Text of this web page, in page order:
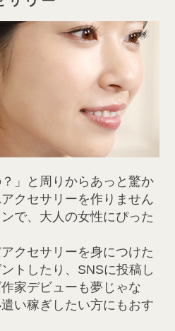
」と周りからあっと驚か
クセサリーを作りません
で、大人の女性にぴった
クセサリーを身につけた
トしたり、SNSに投稿し
家デビューも夢じゃな
い稼ぎしたい方にもおす